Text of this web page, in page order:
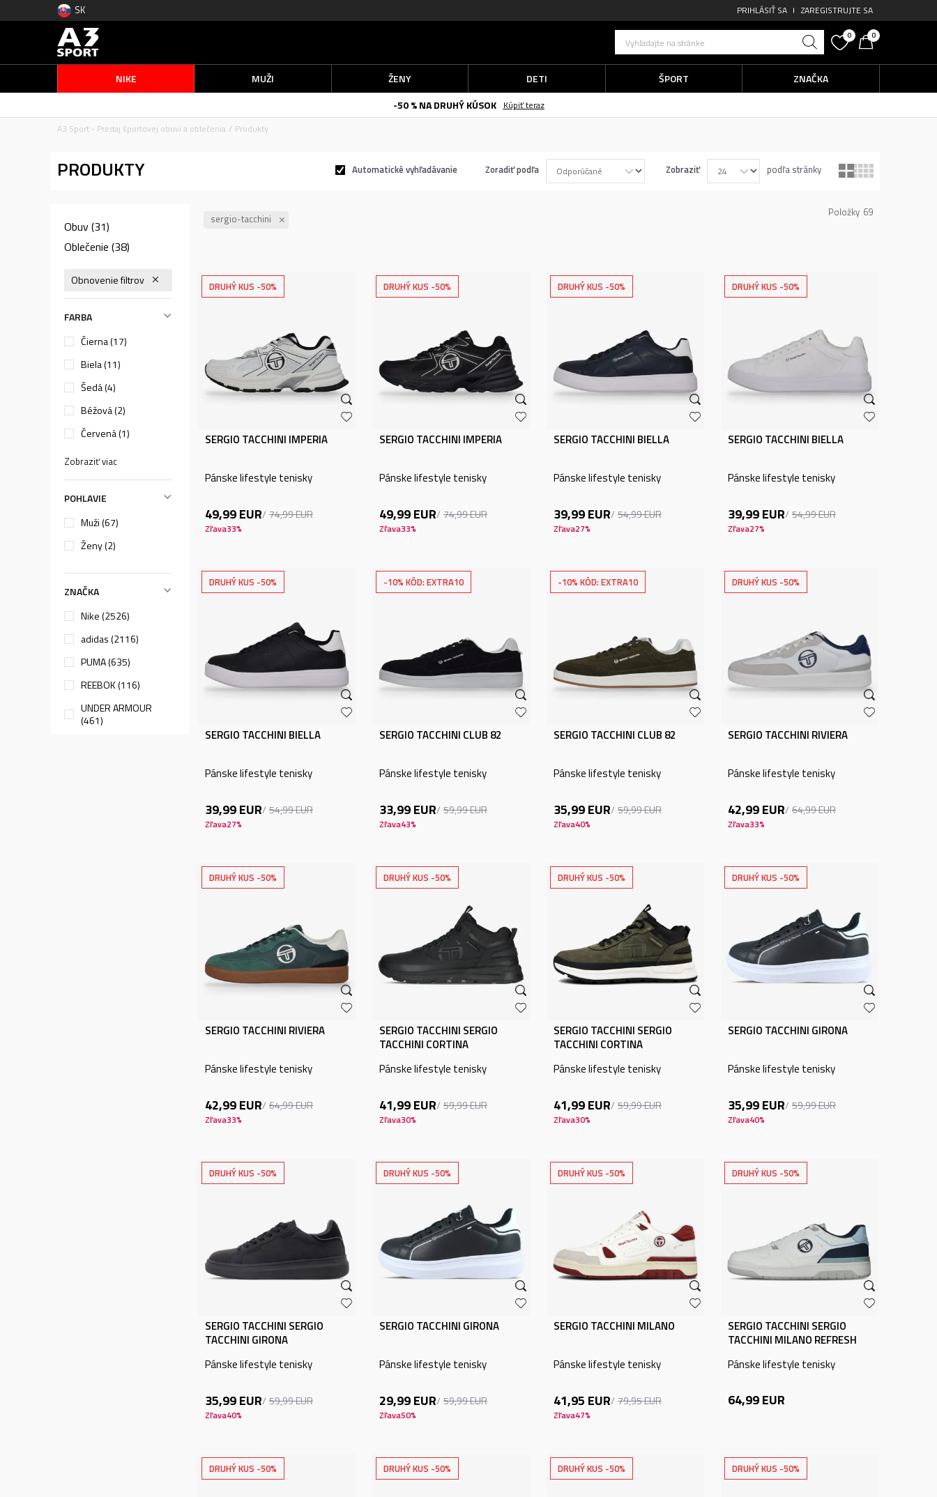
SK PRIHLÁSIŤ SA ZAREGISTRUJTE SA
Vyhľadajte na stránke
0 0
NIKE MUŽI ŽENY DETI ŠPORT
ZNAČKA
SUPER VÝHODNE
A3 Sport - Predaj športovej obuvi a oblečenia
Produkty
PRODUKTY Automatické vyhľadávanie Zoradiť podľa Zobraziť podľa stránky
Obuv(31)
Oblečenie (38)
Obnovenie filtrov
FARBA
Čierna (17)
Biela (11)
Šedá (4)
Béžová (2)
Červená (1)
Zobraziť viac
POHLAVIE
Muži (67)
Ženy (2)
ZNAČKA
Nike (2526)
adidas (2116)
PUMA (635)
REEBOK (116)
UNDER ARMOUR
(461)
sergio-tacchini 69
Položky
DRUHÝ KUS -50%
SERGIO TACCHINI IMPERIA
Pánske lifestyle tenisky
49,99EUR 74,99EUR
Zľava33%
DRUHÝ KUS -50%
SERGIO TACCHINI IMPERIA
Pánske lifestyle tenisky
49,99EUR 74,99EUR
Zľava33%
DRUHÝ KUS -50%
SERGIO TACCHINI BIELLA
Pánske lifestyle tenisky
39,99EUR 54,99EUR
Zľava27%
DRUHÝ KUS -50%
SERGIO TACCHINI BIELLA
Pánske lifestyle tenisky
39,99EUR 54,99EUR
Zľava27%
DRUHÝ KUS -50%
SERGIO TACCHINI BIELLA
Pánske lifestyle tenisky
39,99EUR 54,99EUR
Zľava27%
-10% KÓD: EXTRA10
SERGIO TACCHINI CLUB 82
Pánske lifestyle tenisky
33,99EUR 59,99EUR
Zľava43%
-10% KÓD: EXTRA10
SERGIO TACCHINI CLUB 82
Pánske lifestyle tenisky
35,99EUR 59,99EUR
Zľava40%
DRUHÝ KUS -50%
SERGIO TACCHINI RIVIERA
Pánske lifestyle tenisky
42,99EUR 64,99EUR
Zľava33%
DRUHÝ KUS -50%
SERGIO TACCHINI RIVIERA
Pánske lifestyle tenisky
42,99EUR 64,99EUR
Zľava33%
DRUHÝ KUS -50%
SERGIO TACCHINI SERGIO
TACCHINI CORTINA
Pánske lifestyle tenisky
41,99EUR 59,99EUR
Zľava30%
DRUHÝ KUS -50%
SERGIO TACCHINI SERGIO
TACCHINI CORTINA
Pánske lifestyle tenisky
41,99EUR 59,99EUR
Zľava30%
DRUHÝ KUS -50%
SERGIO TACCHINI GIRONA
Pánske lifestyle tenisky
35,99EUR 59,99EUR
Zľava40%
DRUHÝ KUS -50%
SERGIO TACCHINI SERGIO
TACCHINI GIRONA
Pánske lifestyle tenisky
35,99EUR 59,99EUR
Zľava40%
DRUHÝ KUS -50%
SERGIO TACCHINI GIRONA
Pánske lifestyle tenisky
29,99EUR 59,99EUR
Zľava50%
DRUHÝ KUS -50%
SERGIO TACCHINI MILANO
Pánske lifestyle tenisky
41,95 EUR 79,95EUR
Zľava47%
DRUHÝ KUS -50%
SERGIO TACCHINI SERGIO
TACCHINI MILANO REFRESH
Pánske lifestyle tenisky
64,99EUR
DRUHÝ KUS -50% DRUHÝ KUS -50% DRUHÝ KUS -50% DRUHÝ KUS -50%